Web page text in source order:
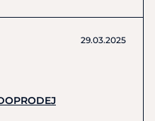
29.03.2025